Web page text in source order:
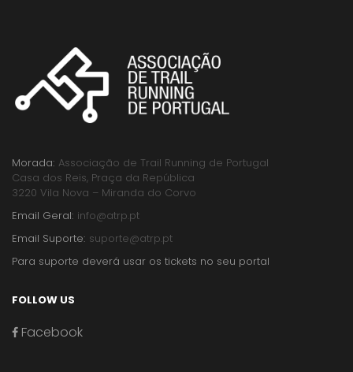
Morada: Associação de Trail Running de Portugal
Casa dos Reis, Praça da República
3220 Vila Nova – Miranda do Corvo
Email Geral: info@atrp.pt
Email Suporte: suporte@atrp.pt
Para suporte deverá usar os tickets no seu portal
FOLLOW US
Facebook